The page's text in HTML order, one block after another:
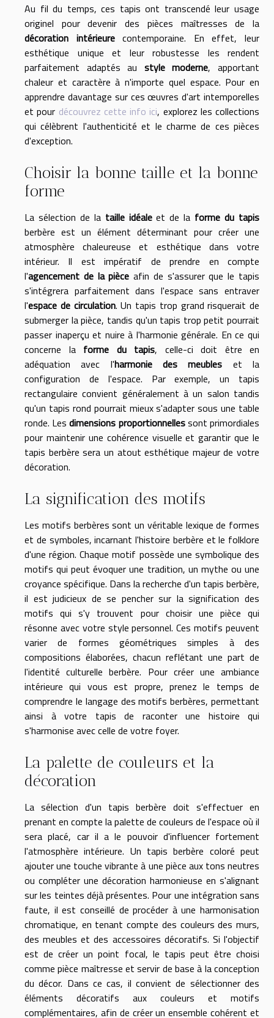
Au fil du temps, ces tapis ont transcendé leur usage
originel pour devenir des pièces maîtresses de la
décoration intérieurecontemporaine. En effet, leur
esthétique unique et leur robustesse les rendent
parfaitement adaptés au style moderne, apportant
chaleur et caractère à n'importe quel espace. Pour en
apprendre davantage sur ces œuvres d'art intemporelles
et pour découvrez cette info ici, explorez les collections
qui célèbrent l'authenticité et le charme de ces pièces
d'exception.
Choisir la bonne taille et la bonne
forme
La sélection de la taille idéaleet de la forme du tapis
berbère est un élément déterminant pour créer une
atmosphère chaleureuse et esthétique dans votre
intérieur. Il est impératif de prendre en compte
l'agencement de la pièce afin de s'assurer que le tapis
s'intégrera parfaitement dans l'espace sans entraver
l'espace de circulation. Un tapis trop grand risquerait de
submerger la pièce, tandis qu'un tapis trop petit pourrait
passer inaperçu et nuire à l'harmonie générale. En ce qui
concerne la forme du tapis, celle-ci doit être en
adéquation avec l'harmonie des meubles et la
configuration de l'espace. Par exemple, un tapis
rectangulaire convient généralement à un salon tandis
qu'un tapis rond pourrait mieux s'adapter sous une table
ronde. Lesdimensions proportionnellessont primordiales
pour maintenir une cohérence visuelle et garantir que le
tapis berbère sera un atout esthétique majeur de votre
décoration.
La signification des motifs
Les motifs berbères sont un véritable lexique de formes
et de symboles, incarnant l'histoire berbère et le folklore
d'une région. Chaque motif possède une symbolique des
motifs qui peut évoquer une tradition, un mythe ou une
croyance spécifique. Dans la recherche d'un tapis berbère,
il est judicieux de se pencher sur la signification des
motifs qui s'y trouvent pour choisir une pièce qui
résonne avec votre style personnel. Ces motifs peuvent
varier de formes géométriques simples à des
compositions élaborées, chacun reflétant une part de
l'identité culturelle berbère. Pour créer une ambiance
intérieure qui vous est propre, prenez le temps de
comprendre le langage des motifs berbères, permettant
ainsi à votre tapis de raconter une histoire qui
s'harmonise avec celle de votre foyer.
La palette de couleurs et la
décoration
La sélection d'un tapis berbère doit s'effectuer en
prenant en compte la palette de couleurs de l'espace où il
sera placé, car il a le pouvoir d'influencer fortement
l'atmosphère intérieure. Un tapis berbère coloré peut
ajouter une touche vibrante à une pièce aux tons neutres
ou compléter une décoration harmonieuse en s'alignant
sur les teintes déjà présentes. Pour une intégration sans
faute, il est conseillé de procéder à une harmonisation
chromatique, en tenant compte des couleurs des murs,
des meubles et des accessoires décoratifs. Si l'objectif
est de créer un point focal, le tapis peut être choisi
comme pièce maîtresse et servir de base à la conception
du décor. Dans ce cas, il convient de sélectionner des
éléments décoratifs aux couleurs et motifs
complémentaires, afin de créer un ensemble cohérent et